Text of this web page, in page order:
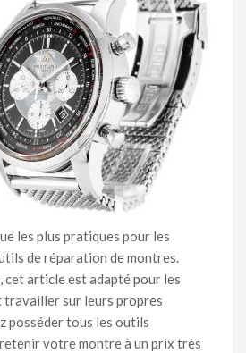
les plus pratiques pour les
de réparation de montres.
cet article est adapté pour les
travailler sur leurs propres
posséder tous les outils
votre montre à un prix très